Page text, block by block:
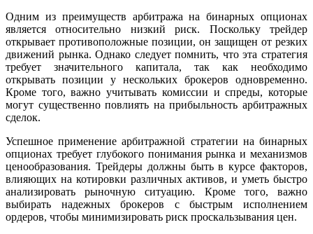
Одним из преимуществ арбитража на бинарных опционах
является относительно низкий риск. Поскольку трейдер
открывает противоположные позиции, он защищен от резких
движений рынка. Однако следует помнить, что эта стратегия
требует значительного капитала, так как необходимо
открывать позиции у нескольких брокеров одновременно.
Кроме того, важно учитывать комиссии и спреды, которые
могут существенно повлиять на прибыльность арбитражных
сделок.
Успешное применение арбитражной стратегии на бинарных
опционах требует глубокого понимания рынка и механизмов
ценообразования. Трейдеры должны быть в курсе факторов,
влияющих на котировки различных активов, и уметь быстро
анализировать рыночную ситуацию. Кроме того, важно
выбирать надежных брокеров с быстрым исполнением
ордеров, чтобы минимизировать риск проскальзывания цен.